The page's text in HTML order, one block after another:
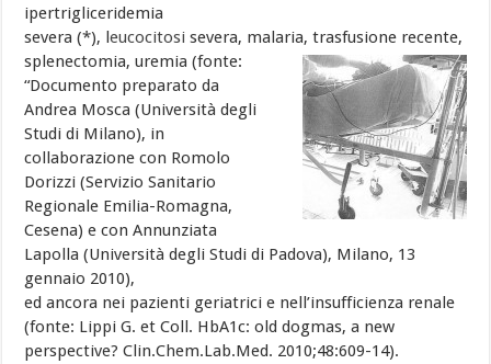
ipertrigliceridemia
severa (*), leucocitosi severa, malaria, trasfusione recente,
splenectomia, uremia (fonte:
“Documento preparato da
Andrea Mosca (Università degli
Studi di Milano), in
collaborazione con Romolo
Dorizzi (Servizio Sanitario
Regionale Emilia-Romagna,
Cesena) e con Annunziata
Lapolla (Università degli Studi di Padova), Milano, 13
gennaio 2010),
ed ancora nei pazienti geriatrici e nell’insufficienza renale
(fonte: Lippi G. et Coll. HbA1c: old dogmas, a new
perspective? Clin.Chem.Lab.Med. 2010;48:609-14).